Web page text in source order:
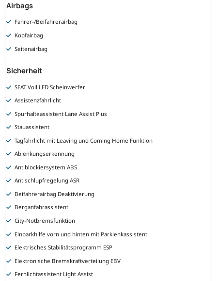
Airbags
Fahrer-/Beifahrerairbag
Kopfairbag
Seitenairbag
Sicherheit
SEAT Voll LED Scheinwerfer
Assistenzfahrlicht
Spurhalteassistent Lane Assist Plus
Stauassistent
Tagfahrlicht mit Leaving und Coming Home Funktion
Ablenkungserkennung
Antiblockiersystem ABS
Antischlupfregelung ASR
Beifahrerairbag Deaktivierung
Berganfahrassistent
City-Notbremsfunktion
Einparkhilfe vorn und hinten mit Parklenkassistent
Elektrisches Stabilitätsprogramm ESP
Elektronische Bremskraftverteilung EBV
Fernlichtassistent Light Assist